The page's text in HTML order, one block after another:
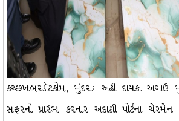
કચ્છખબરડૉટકોમ, મુંદરાઃ અઢી દાયકા અગાઉ
સફરનો પ્રારંભ કરનાર અદાણી પોર્ટના